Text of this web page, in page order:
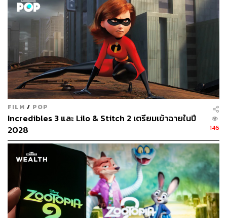
แบรด เบิร์ด เกิดเมื่อวันที่ 24 กันยายน 1957 ที่เมืองคาลิสเปล
รัฐมอนทานา เป็นน้องชายคนสุดท้องในบรรดาพี่น้องทั้งหมด
4 คน พ่อของเขาทำธุรกิจอุตสาหกรรมโพรเพน เมื่ออายุ 11 ปี
แบรดมีโอกาสได้ไปเที่ยวสวนสนุกดิสนีย์แลนด์ที่เขาประกาศ
กับครอบครัวว่าสักวันหนึ่งเขาจะต้องเป็นนักสร้างการ์ตูนให้
ได้
นับตั้งแต่นั้น แบรดเริ่มพัฒนาโปรเจกต์แอนิเมชันของตัวเอง
ครอบครัวก็สนับสนุนด้วยการยกห้องใต้ดินให้เป็นห้องทำงาน
และซื้อกล้อง 8 มม. มือสองให้เขาไว้ถ่ายหนัง กระทั่งอายุครบ
14 ปี เขาได้สร้าง
ขนาดสั้นความยาว 15 นาทีเรื่องแรกได้สำเร็จ แบรดนำเสนอ
ผลงานไปยังค่ายการ์ตูนยักษ์ใหญ่อย่างดิสนีย์ ซึ่งก็ได้รับเสียง
ตอบรับอย่างดีถึงขนาดที่ดิสนีย์ตกลงให้เขาไปทำงานที่นั่นได้
ทั้งยังมอบทุนการศึกษาให้กับเขาหลังเรียนจบไฮสคูลเพื่อ
ศึกษาต่อด้านแอนิเมชันที่ California Institute of the Arts ช่วง
เวลานั้นทำให้เขาได้กลายเป็นเพื่อนกับจอห์น แลสซีเตอร์
หนึ่งในผู้ก่อตั้งพิกซาร์
FILM / POP
Incredibles 3 และ Lilo & Stitch 2 เตรียมเข้าฉายในปี
2028
146